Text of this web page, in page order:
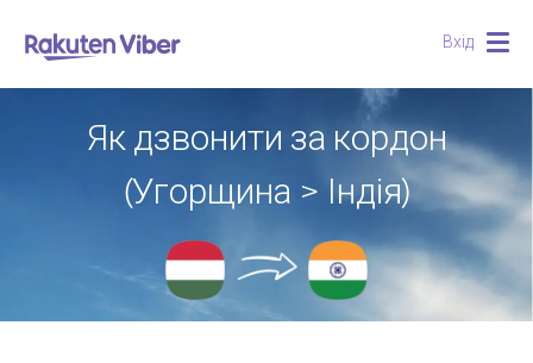
Вхід
Як дзвонити за кордон
(Угорщина > Індія)